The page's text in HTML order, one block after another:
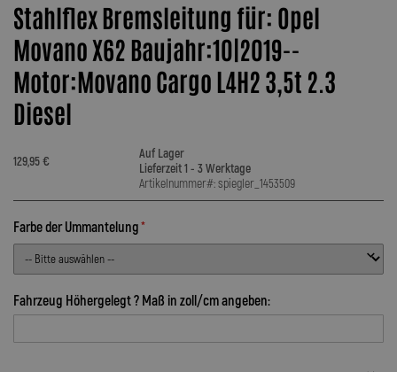
Stahlflex Bremsleitung für: Opel
Movano X62 Baujahr:10|2019--
Motor:Movano Cargo L4H2 3,5t 2.3
Diesel
129,95 €
Auf Lager
Lieferzeit 1 - 3 Werktage
Artikelnummer#: spiegler_1453509
Farbe der Ummantelung
Fahrzeug Höhergelegt ? Maß in zoll/cm angeben: